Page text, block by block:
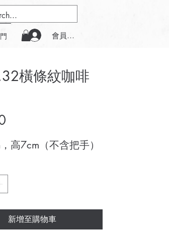
會員登入
橫條紋咖啡
格
高7cm（不含把手）
新增至購物車